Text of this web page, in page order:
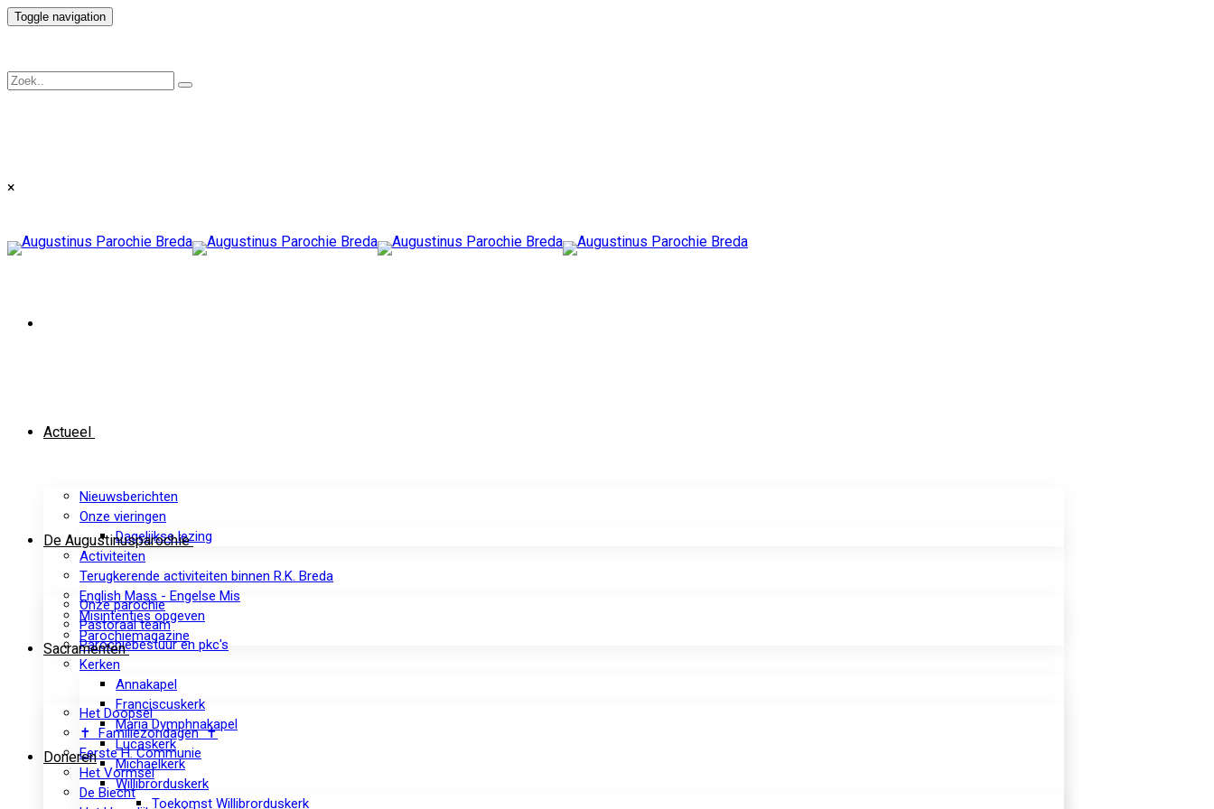
Toggle navigation
×
Actueel
Nieuwsberichten
Onze vieringen
Dagelijkse lezing
Activiteiten
Terugkerende activiteiten binnen R.K. Breda
English Mass - Engelse Mis
Misintenties opgeven
Parochiemagazine
De Augustinusparochie
Onze parochie
Pastoraal team
Parochiebestuur en pkc's
Kerken
Annakapel
Franciscuskerk
Maria Dymphnakapel
Lucaskerk
Michaelkerk
Willibrorduskerk
Toekomst Willibrorduskerk
Sacramenten
Het Doopsel
✝ Familiezondagen ✝
Eerste H. Communie
Het Vormsel
De Biecht
Doneren